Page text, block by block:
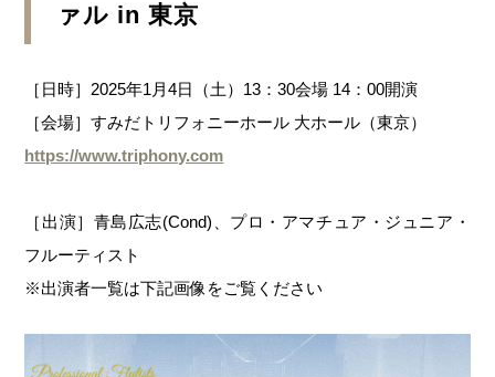
ァル in 東京
［日時］2025年1月4日（土）13：30会場 14：00開演
［会場］すみだトリフォニーホール 大ホール（東京）
https://www.triphony.com
［出演］青島広志(Cond)、プロ・アマチュア・ジュニア・
フルーティスト
※出演者一覧は下記画像をご覧ください